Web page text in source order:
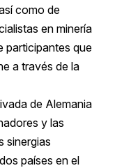
como de
en minería
participantes que
a través de la
de Alemania
y las
sinergias
países en el